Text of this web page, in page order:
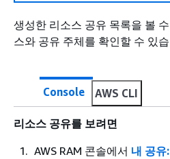
생성한 리소스 공유 목록을 볼
스와 공유 주체를 확인할 수 있
Console AWS CLI
리소스 공유를 보려면
AWS RAM 콘솔에서 내 공유